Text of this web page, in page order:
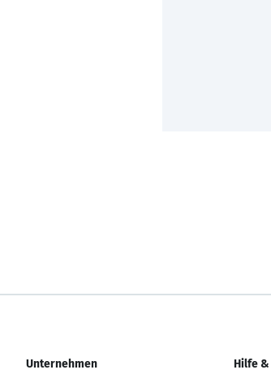
Unternehmen Hilfe